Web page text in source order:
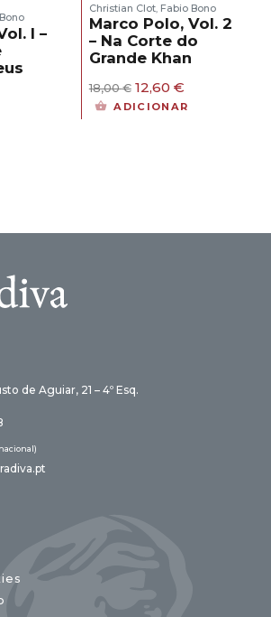
I –
Christian Clot, Fabio Bono
Marco Polo, Vol. 2
– Na Corte do
Grande Khan
18,00€ O
preço
12,60 €O
preço
ADICIONAR
de Aguiar, 21 – 4º Esq.